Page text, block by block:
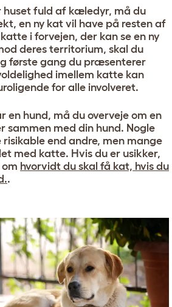
huset fuld af kæledyr, må du
en ny kat vil have på resten af
i forvejen, der kan se en ny
deres territorium, skal du
første gang du præsenterer
imellem katte kan
for alle involveret.
en hund, må du overveje om en
sammen med din hund. Nogle
risikable end andre, men mange
med katte. Hvis du er usikker,
hvorvidt du skal få kat, hvis du
.